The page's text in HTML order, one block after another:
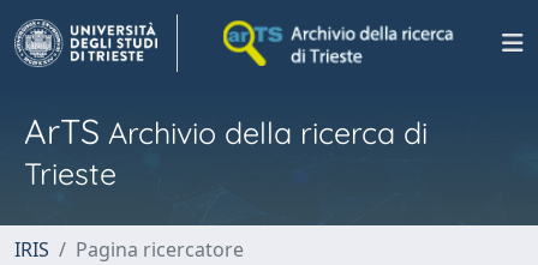
ArTS Archivio della ricerca di
Trieste
IRIS Pagina ricercatore